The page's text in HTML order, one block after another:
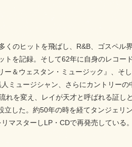
のヒットを飛ばし、R&B、ゴスペル
を記録。そして62年に自身のレコー
＆ウェスタン・ミュージック』、そ
ミュージシャン、さらにカントリー
れを変え、レイが天才と呼ばれる証し
した。約50年の時を経てタンジェリ
マスターしLP・CDで再発売している。